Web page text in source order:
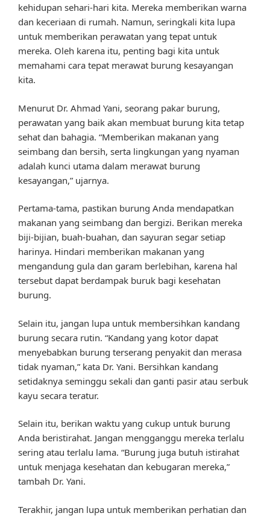
kehidupan sehari-hari kita. Mereka memberikan warna
dan keceriaan di rumah. Namun, seringkali kita lupa
untuk memberikan perawatan yang tepat untuk
mereka. Oleh karena itu, penting bagi kita untuk
memahami cara tepat merawat burung kesayangan
kita.
Menurut Dr. Ahmad Yani, seorang pakar burung,
perawatan yang baik akan membuat burung kita tetap
sehat dan bahagia. “Memberikan makanan yang
seimbang dan bersih, serta lingkungan yang nyaman
adalah kunci utama dalam merawat burung
kesayangan,” ujarnya.
Pertama-tama, pastikan burung Anda mendapatkan
makanan yang seimbang dan bergizi. Berikan mereka
biji-bijian, buah-buahan, dan sayuran segar setiap
harinya. Hindari memberikan makanan yang
mengandung gula dan garam berlebihan, karena hal
tersebut dapat berdampak buruk bagi kesehatan
burung.
Selain itu, jangan lupa untuk membersihkan kandang
burung secara rutin. “Kandang yang kotor dapat
menyebabkan burung terserang penyakit dan merasa
tidak nyaman,” kata Dr. Yani. Bersihkan kandang
setidaknya seminggu sekali dan ganti pasir atau serbuk
kayu secara teratur.
Selain itu, berikan waktu yang cukup untuk burung
Anda beristirahat. Jangan mengganggu mereka terlalu
sering atau terlalu lama. “Burung juga butuh istirahat
untuk menjaga kesehatan dan kebugaran mereka,”
tambah Dr. Yani.
Terakhir, jangan lupa untuk memberikan perhatian dan